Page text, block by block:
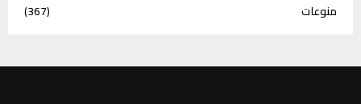
منوعات
(367)